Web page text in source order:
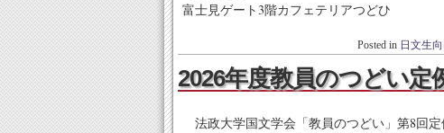
富士見ゲート3階カフェテリアつどひ
Posted in 日文生
2026年度教員のつどい定
法政大学国文学会「教員のつどい」第8回定